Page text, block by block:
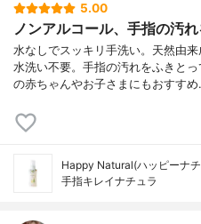
5.00
ノンアルコール、手指の汚
水なしでスッキリ手洗い。天然由
水洗い不要。手指の汚れをふきと
の赤ちゃんやお子さまにもおすす
Happy Natural(ハッピーナ
手指キレイナチュラ